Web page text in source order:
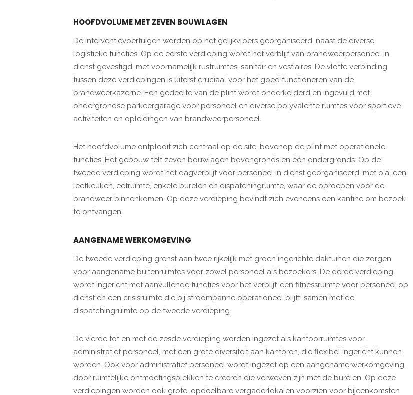
HOOFDVOLUME MET ZEVEN BOUWLAGEN
De interventievoertuigen worden op het gelijkvloers georganiseerd, naast de diverse
logistieke functies. Op de eerste verdieping wordt het verblijf van brandweerpersoneel in
dienst gevestigd, met voornamelijk rustruimtes, sanitair en vestiaires. De vlotte verbinding
tussen deze verdiepingen is uiterst cruciaal voor het goed functioneren van de
brandweerkazerne. Een gedeelte van de plint wordt onderkelderd en ingevuld met
ondergrondse parkeergarage voor personeel en diverse polyvalente ruimtes voor sportieve
activiteiten en opleidingen van brandweerpersoneel.
Het hoofdvolume ontplooit zich centraal op de site, bovenop de plint met operationele
functies. Het gebouw telt zeven bouwlagen bovengronds en één ondergronds. Op de
tweede verdieping wordt het dagverblijf voor personeel in dienst georganiseerd, met o.a. een
leefkeuken, eetruimte, enkele burelen en dispatchingruimte, waar de oproepen voor de
brandweer binnenkomen. Op deze verdieping bevindt zich eveneens een kantine om bezoek
te ontvangen.
AANGENAME WERKOMGEVING
De tweede verdieping grenst aan twee rijkelijk met groen ingerichte daktuinen die zorgen
voor aangename buitenruimtes voor zowel personeel als bezoekers. De derde verdieping
wordt ingericht met aanvullende functies voor het verblijf, een fitnessruimte voor personeel op
dienst en een crisisruimte die bij stroompanne operationeel blijft, samen met de
dispatchingruimte op de tweede verdieping.
De vierde tot en met de zesde verdieping worden ingezet als kantoorruimtes voor
administratief personeel, met een grote diversiteit aan kantoren, die flexibel ingericht kunnen
worden. Ook voor administratief personeel wordt ingezet op een aangename werkomgeving,
door ruimtelijke ontmoetingsplekken te creëren die verweven zijn met de burelen. Op deze
verdiepingen worden ook grote, opdeelbare vergaderlokalen voorzien voor bijeenkomsten